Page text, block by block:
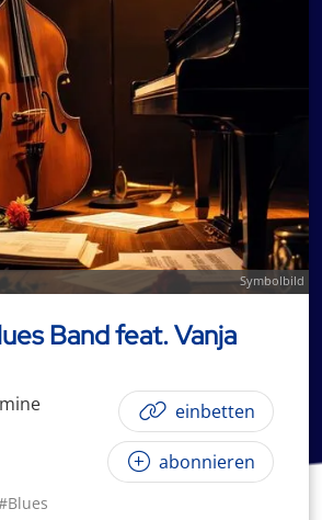
Symbolbild
Band feat. Vanja
e einbetten
abonnieren